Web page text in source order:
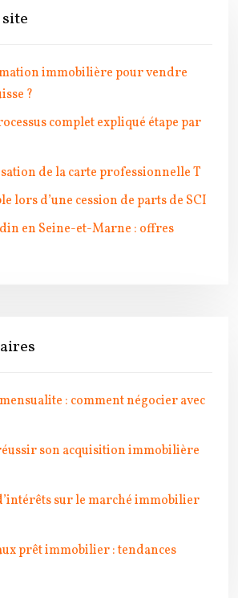
immobilière pour vendre
?
complet expliqué étape par
de la carte professionnelle T
lors d’une cession de parts de SCI
en Seine-et-Marne : offres
: comment négocier avec
son acquisition immobilière
sur le marché immobilier
prêt immobilier : tendances